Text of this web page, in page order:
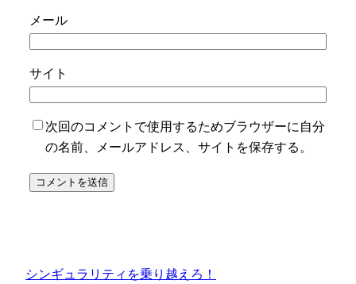
メール
サイト
次回のコメントで使用するためブラウザーに自分
の名前、メールアドレス、サイトを保存する。
シンギュラリティを乗り越えろ！